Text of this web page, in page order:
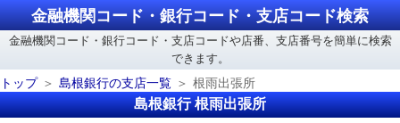
金融機関コード・銀行コード・支店コード検索
金融機関コード・銀行コード・支店コードや店番、支店番号を簡単に検索
できます。
トップ
島根銀行の支店一覧 根雨出張所
島根銀行 根雨出張所